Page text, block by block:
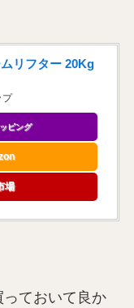
リフター 20Kg
プ
ピング
場
ておいて良か